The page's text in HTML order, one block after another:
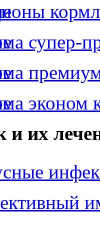
супер-
премиум
эконом
и их